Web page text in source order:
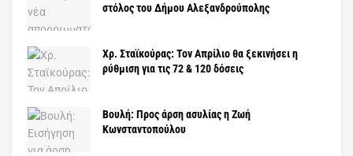
στόλος του Δήμου Αλεξανδρούπολης
Χρ. Σταϊκούρας: Τον Απρίλιο θα ξεκινήσει η
ρύθμιση για τις 72 & 120 δόσεις
Βουλή: Προς άρση ασυλίας η Ζωή
Κωνσταντοπούλου